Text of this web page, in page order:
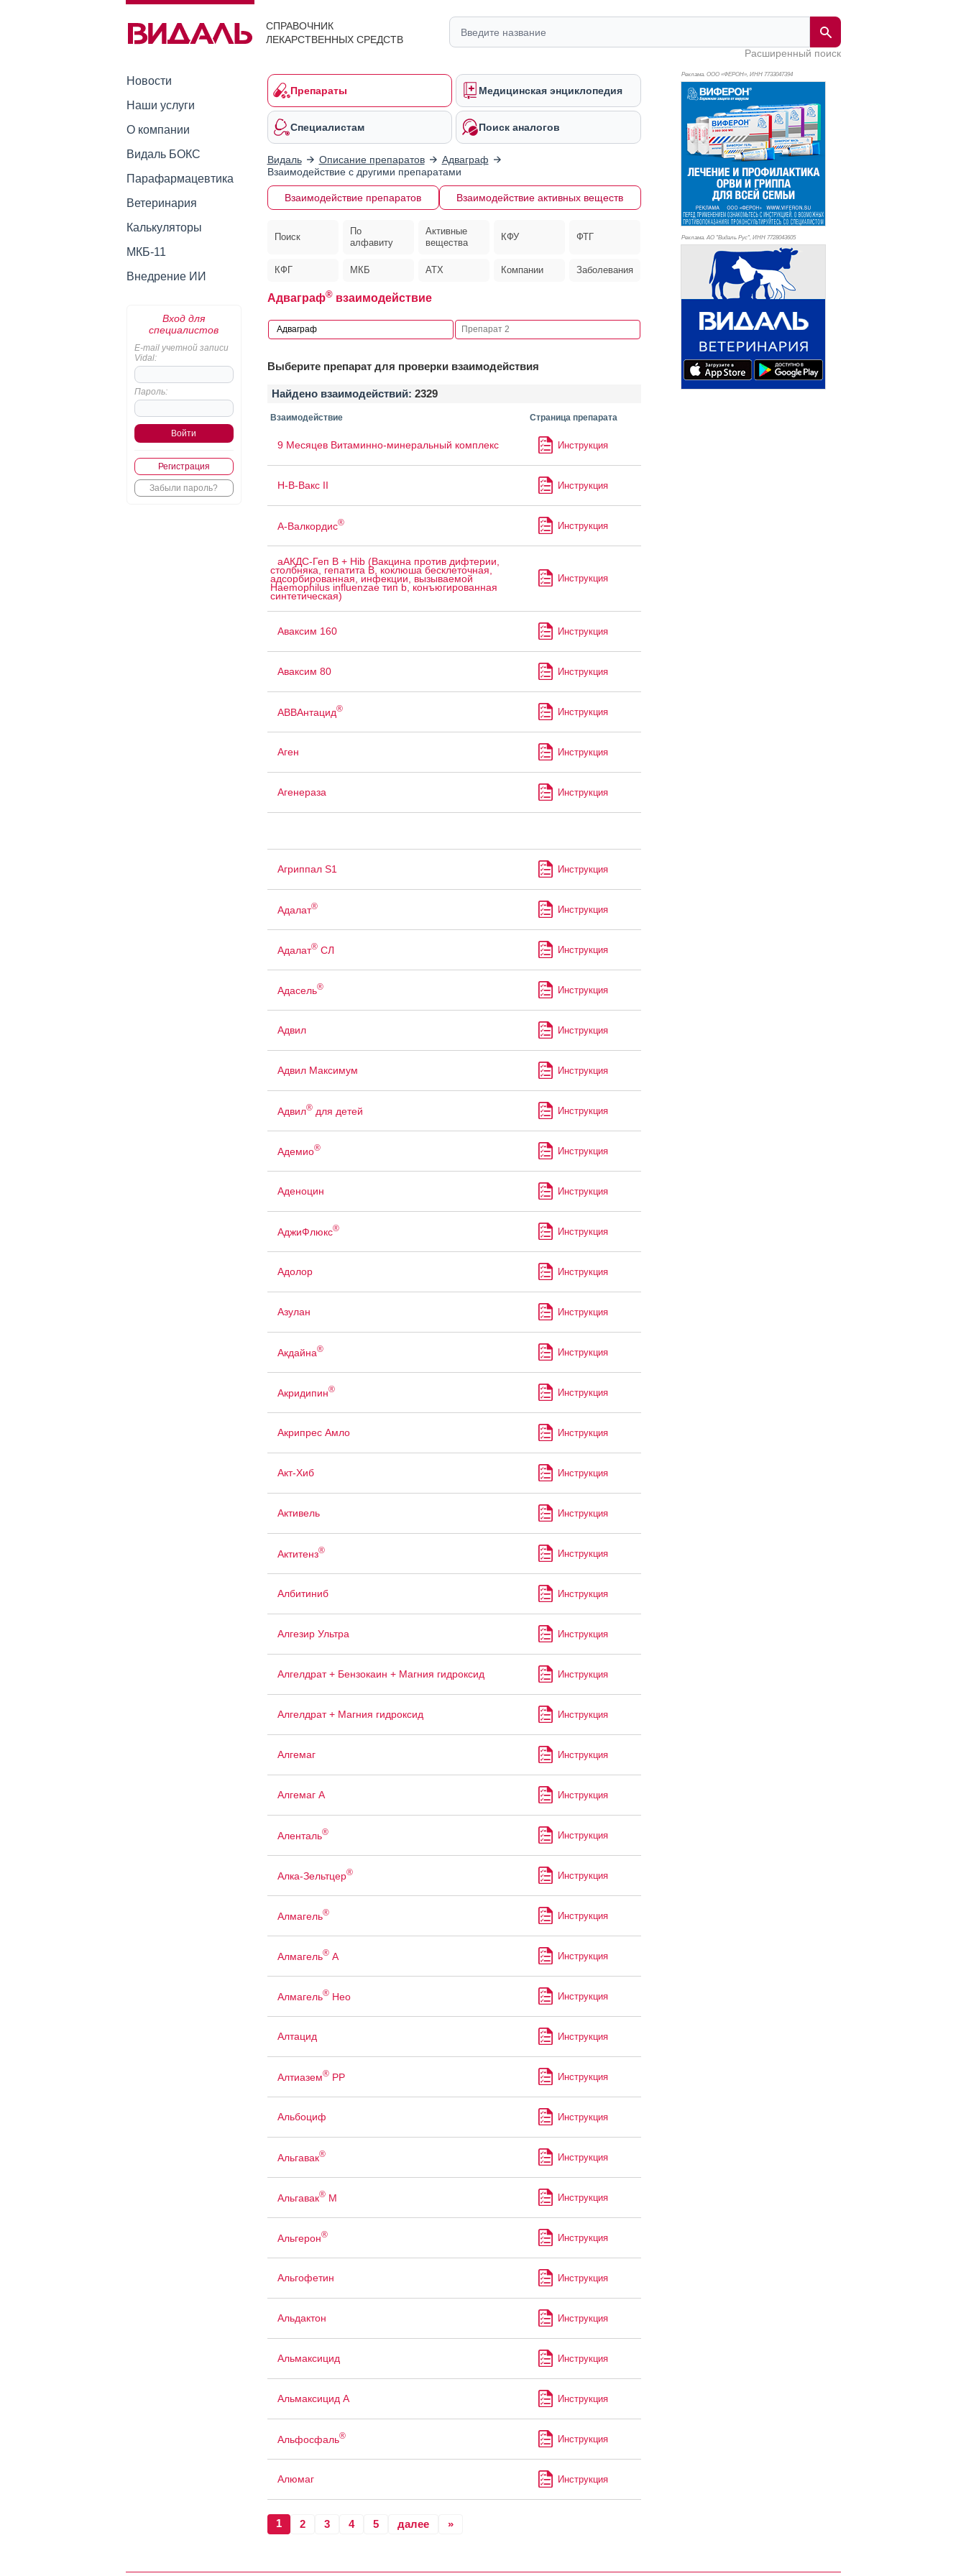
СПРАВОЧНИК
ЛЕКАРСТВЕННЫХ СРЕДСТВ
Расширенный поиск
Новости
Наши услуги
О компании
Видаль БОКС
Парафармацевтика
Ветеринария
Калькуляторы
МКБ-11
Внедрение ИИ
Вход для
специалистов
E-mail учетной записи
Vidal:
Пароль:
Регистрация
Забыли пароль?
Препараты Медицинская энциклопедия
Специалистам Поиск аналогов
Видаль Описание препаратов
Адваграф
Взаимодействие с другими препаратами
Взаимодействие препаратов Взаимодействие активных веществ
Поиск
По
алфавиту
Активные
вещества
КФУ ФТГ
КФГ МКБ АТХ Компании Заболевания
Адваграф®взаимодействие
Выберите препарат для проверки взаимодействия
Найдено взаимодействий: 2329
Взаимодействие Страница препарата
9 Месяцев Витаминно-минеральный комплекс Инструкция
H-B-Вакс II Инструкция
А-Валкордис® Инструкция
аАКДС-Геп B + Hib (Вакцина против дифтерии,
столбняка, гепатита B, коклюша бесклеточная,
адсорбированная, инфекции, вызываемой
Haemophilus influenzae тип b, конъюгированная
синтетическая)
Инструкция
Аваксим 160 Инструкция
Аваксим 80 Инструкция
АВВАнтацид® Инструкция
Аген Инструкция
Агенераза Инструкция
Агриппал S1 Инструкция
Адалат® Инструкция
Адалат®СЛ Инструкция
Адасель® Инструкция
Адвил Инструкция
Адвил Максимум Инструкция
Адвил®для детей Инструкция
Адемио® Инструкция
Аденоцин Инструкция
АджиФлюкс® Инструкция
Адолор Инструкция
Азулан Инструкция
Акдайна® Инструкция
Акридипин® Инструкция
Акрипрес Амло Инструкция
Акт-Хиб Инструкция
Активель Инструкция
Актитенз® Инструкция
Албитиниб Инструкция
Алгезир Ультра Инструкция
Алгелдрат + Бензокаин + Магния гидроксид Инструкция
Алгелдрат + Магния гидроксид Инструкция
Алгемаг Инструкция
Алгемаг А Инструкция
Аленталь® Инструкция
Алка-Зельтцер® Инструкция
Алмагель® Инструкция
Алмагель®А Инструкция
Алмагель®Нео Инструкция
Алтацид Инструкция
Алтиазем®РР Инструкция
Альбоциф Инструкция
Альгавак® Инструкция
Альгавак®М Инструкция
Альгерон® Инструкция
Альгофетин Инструкция
Альдактон Инструкция
Альмаксицид Инструкция
Альмаксицид А Инструкция
Альфосфаль® Инструкция
Алюмаг Инструкция
1 2 3 4 5 далее »
Реклама. ООО «ФЕРОН», ИНН 7733047394
Реклама. АО "Видаль Рус", ИНН 7728043605